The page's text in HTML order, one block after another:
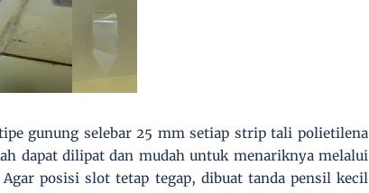
gunung selebar 25 mm setiap strip tali polietilena
dapat dilipat dan mudah untuk menariknya melalui
posisi slot tetap tegap, dibuat tanda pensil kecil